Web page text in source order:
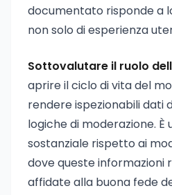
documentato risponde a
non solo di esperienza
Sottovalutare il ruolo
aprire il ciclo di vita del
rendere ispezionabili dati
logiche di moderazione. È
sostanziale rispetto ai
dove queste informazioni
affidate alla buona fede